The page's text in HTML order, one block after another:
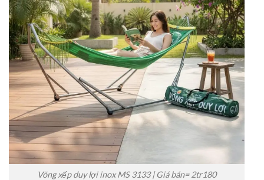
Võng xếp duy lợi inox MS 3133 | Giá bán= 2tr180